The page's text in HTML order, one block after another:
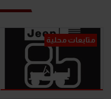
متابعات محلية